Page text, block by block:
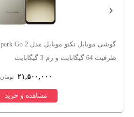
ظرفیت 64 گیگابایت و رم 3 گیگابایت
۲۱,۵۰۰,۰۰۰ تومان
مشاهده و خرید
‹